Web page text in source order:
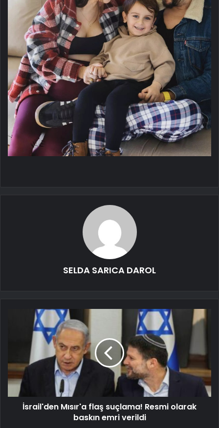
SELDA SARICA DAROL
İsrail'den Mısır'a flaş suçlama! Resmi olarak
baskın emri verildi